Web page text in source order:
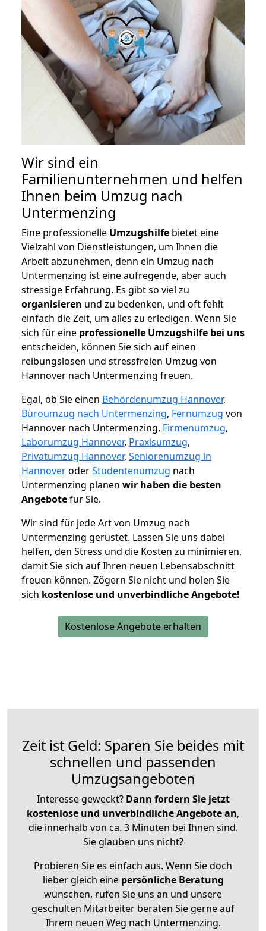
Wir sind ein
Familienunternehmen und helfen
Ihnen beim Umzug nach
Untermenzing
Eine professionelle Umzugshilfe bietet eine
Vielzahl von Dienstleistungen, um Ihnen die
Arbeit abzunehmen, denn ein Umzug nach
Untermenzing ist eine aufregende, aber auch
stressige Erfahrung. Es gibt so viel zu
organisieren und zu bedenken, und oft fehlt
einfach die Zeit, um alles zu erledigen. Wenn Sie
sich für eine professionelle Umzugshilfe bei uns
entscheiden, können Sie sich auf einen
reibungslosen und stressfreien Umzug von
Hannover nach Untermenzing freuen.
Egal, ob Sie einen Behördenumzug Hannover,
Büroumzug nach Untermenzing, Fernumzug von
Hannover nach Untermenzing, Firmenumzug,
Laborumzug Hannover, Praxisumzug,
Privatumzug Hannover, Seniorenumzug in
HannoveroderStudentenumzug nach
Untermenzing planen wir haben die besten
Angebotefür Sie.
Wir sind für jede Art von Umzug nach
Untermenzing gerüstet. Lassen Sie uns dabei
helfen, den Stress und die Kosten zu minimieren,
damit Sie sich auf Ihren neuen Lebensabschnitt
freuen können. Zögern Sie nicht und holen Sie
sich kostenlose und unverbindliche Angebote!
Kostenlose Angebote erhalten
Zeit ist Geld: Sparen Sie beides mit
schnellen und passenden
Umzugsangeboten
Interesse geweckt? Dann fordern Sie jetzt
kostenlose und unverbindliche Angebote an,
die innerhalb von ca. 3 Minuten bei Ihnen sind.
Sie glauben uns nicht?
Probieren Sie es einfach aus. Wenn Sie doch
lieber gleich eine persönliche Beratung
wünschen, rufen Sie uns an und unsere
geschulten Mitarbeiter beraten Sie gerne auf
Ihrem neuen Weg nach Untermenzing.